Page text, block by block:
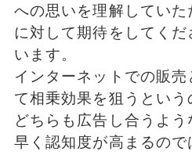
への思いを理解してい
に対して期待をしてく
います。
インターネットでの販
て相乗効果を狙うという
どちらも広告し合うよ
早く認知度が高まるので